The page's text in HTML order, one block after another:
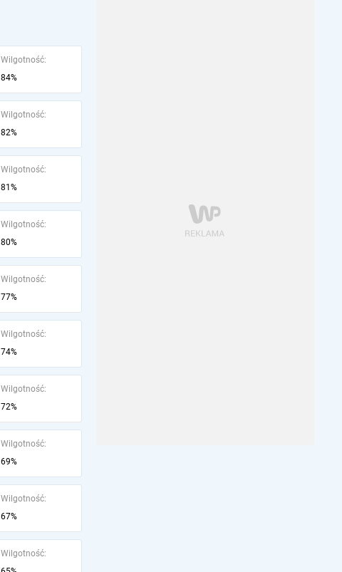
Wilgotność:
84%
Wilgotność:
82%
Wilgotność:
81%
Wilgotność:
80%
Wilgotność:
77%
Wilgotność:
74%
Wilgotność:
72%
Wilgotność:
69%
Wilgotność:
67%
Wilgotność: